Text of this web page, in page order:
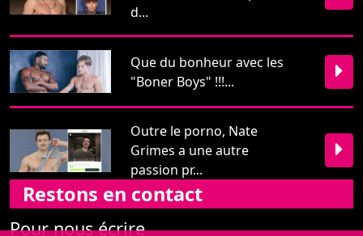
passion pr...
Restons en contact
Pour nous écrire